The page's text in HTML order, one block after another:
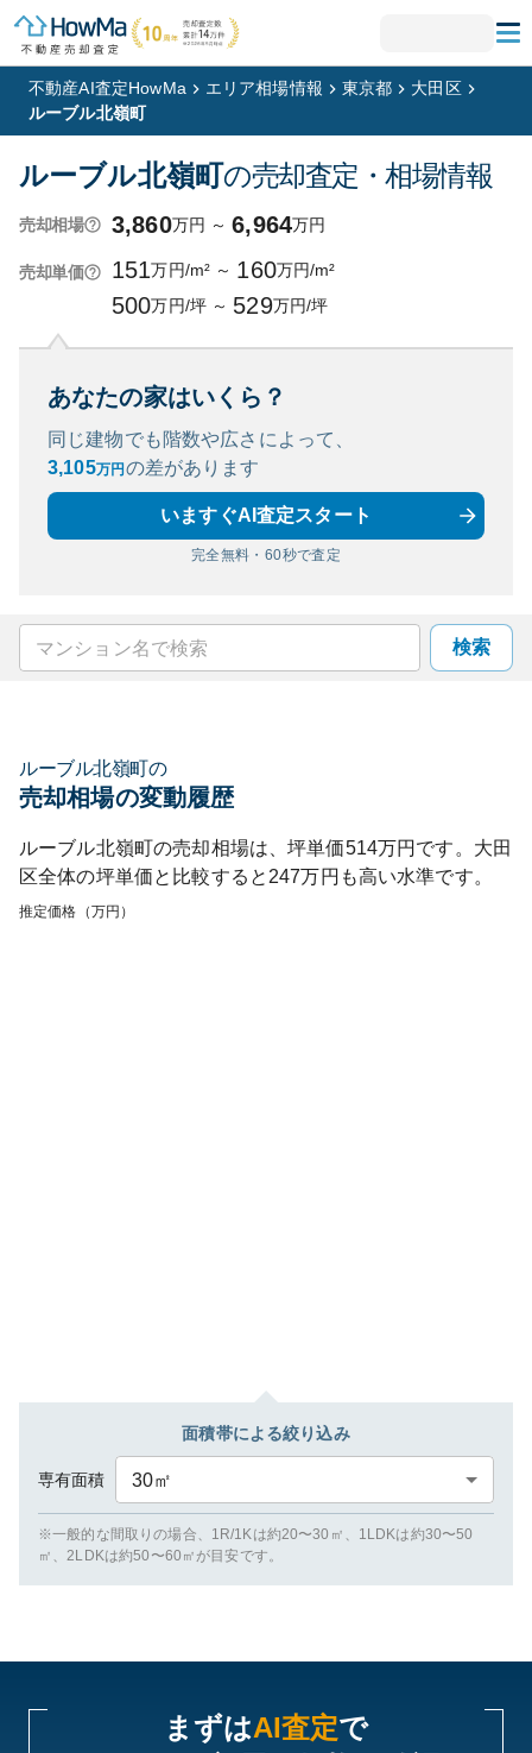
不動産AI査定HowMa エリア相場情報 東京都
大田区
ルーブル北嶺町
ルーブル北嶺町の売却査定・相場情報
売却相場 3,860万円 ～ 6,964万円
売却単価 151万円/m² ～ 160万円/m²
500万円/坪 ～ 529万円/坪
あなたの家はいくら？
同じ建物でも階数や広さによって、
3,105万円 の差があります
いますぐAI査定スタート
完全無料・60秒で査定
検索
ルーブル北嶺町の
売却相場の変動履歴
ルーブル北嶺町の売却相場は、坪単価514万円です。 大田
区全体の坪単価と比較すると 247万円も高い水準です。
推定価格（万円）
面積帯による絞り込み
専有面積 30㎡
※一般的な間取りの場合、1R/1Kは約20〜30㎡、1LDKは約30〜50
㎡、2LDKは約50〜60㎡が目安です。
まずはAI査定で